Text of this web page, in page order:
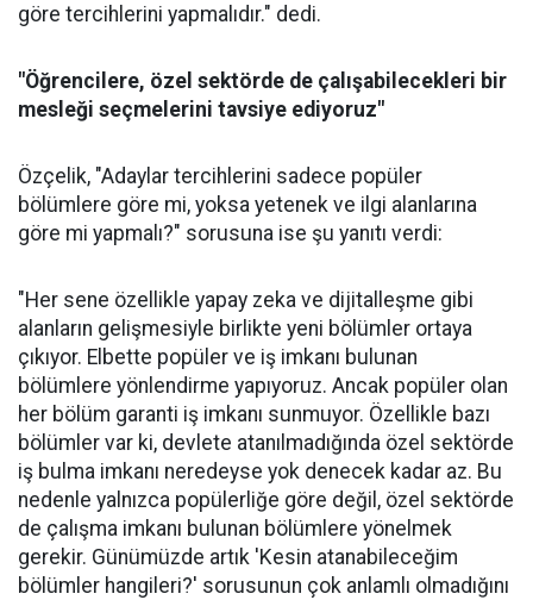
göre tercihlerini yapmalıdır." dedi.
"Öğrencilere, özel sektörde de çalışabilecekleri bir
mesleği seçmelerini tavsiye ediyoruz"
Özçelik, "Adaylar tercihlerini sadece popüler
bölümlere göre mi, yoksa yetenek ve ilgi alanlarına
göre mi yapmalı?" sorusuna ise şu yanıtı verdi:
"Her sene özellikle yapay zeka ve dijitalleşme gibi
alanların gelişmesiyle birlikte yeni bölümler ortaya
çıkıyor. Elbette popüler ve iş imkanı bulunan
bölümlere yönlendirme yapıyoruz. Ancak popüler olan
her bölüm garanti iş imkanı sunmuyor. Özellikle bazı
bölümler var ki, devlete atanılmadığında özel sektörde
iş bulma imkanı neredeyse yok denecek kadar az. Bu
nedenle yalnızca popülerliğe göre değil, özel sektörde
de çalışma imkanı bulunan bölümlere yönelmek
gerekir. Günümüzde artık 'Kesin atanabileceğim
bölümler hangileri?' sorusunun çok anlamlı olmadığını